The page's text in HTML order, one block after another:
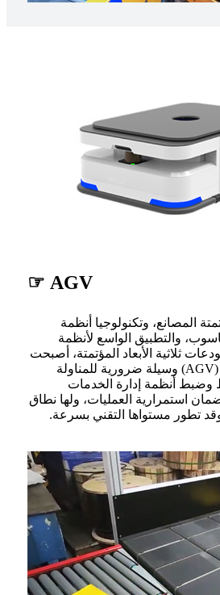
AGV ☞
المصانع، وتكنولوجيا أنظمة
والتطبيق الواسع لأنظمة
ثلاثية الأبعاد المؤتمتة، أصبحت
المركبات الموجهة آلياً (AGV) وسيلة ضرورية للمناولة
وضبط أنظمة إدارة الخدمات
استمرارية العمليات، ولها نطاق
تطور مستواها التقني بسرعة.